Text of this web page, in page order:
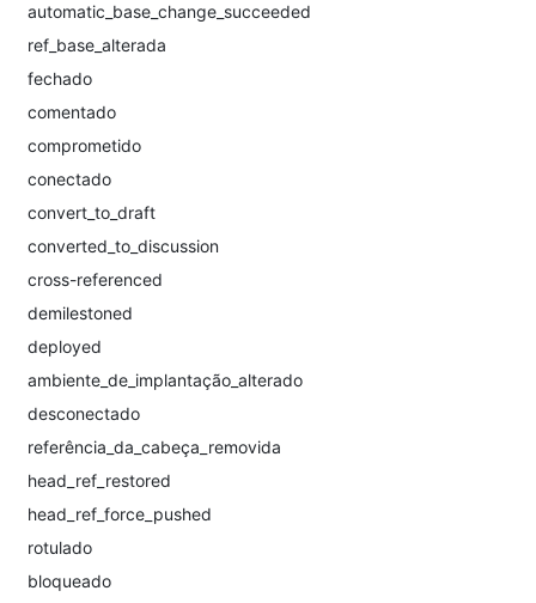
automatic_base_change_succeeded
ref_base_alterada
fechado
comentado
comprometido
conectado
convert_to_draft
converted_to_discussion
cross-referenced
demilestoned
deployed
ambiente_de_implantação_alterado
desconectado
referência_da_cabeça_removida
head_ref_restored
head_ref_force_pushed
rotulado
bloqueado